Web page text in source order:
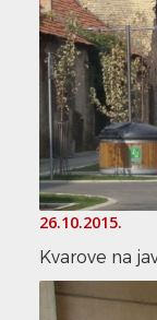
26.10.2015.
Kvarove na